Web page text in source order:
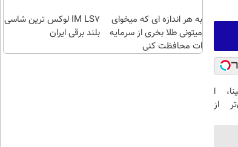
ا
از
به هر اندازه ای که میخوای
میتونی طلا بخری از سرمایه
ات محافظت کنی
IM LS7 لوکس ترین شاسی
بلند برقی ایران